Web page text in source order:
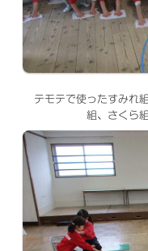
テモテで使ったすみれ
組、さくら